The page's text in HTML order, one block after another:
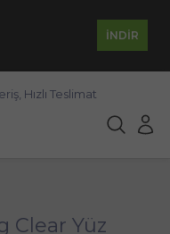
İNDİR
Hızlı Teslimat
Clear Yüz